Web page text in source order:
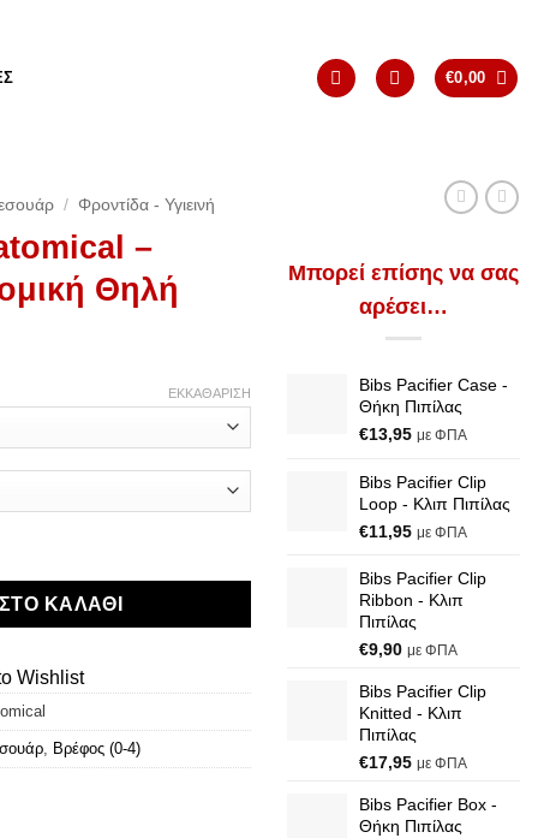
€0,00
/ Φροντίδα - Υγιεινή
–
Θηλή
ΕΚΚΑΘΆΡΙΣΗ
με Ανατομική Θηλή ποσότητα
ΚΑΛΆΘΙ
Wishlist
Βρέφος (0-4)
Μπορεί επίσης να σας
αρέσει…
Bibs Pacifier Case -
Θήκη Πιπίλας
€13,95 με ΦΠΑ
Bibs Pacifier Clip
Loop - Κλιπ Πιπίλας
€11,95 με ΦΠΑ
Bibs Pacifier Clip
Ribbon - Κλιπ
Πιπίλας
€9,90 με ΦΠΑ
Bibs Pacifier Clip
Knitted - Κλιπ
Πιπίλας
€17,95 με ΦΠΑ
Bibs Pacifier Box -
Θήκη Πιπίλας